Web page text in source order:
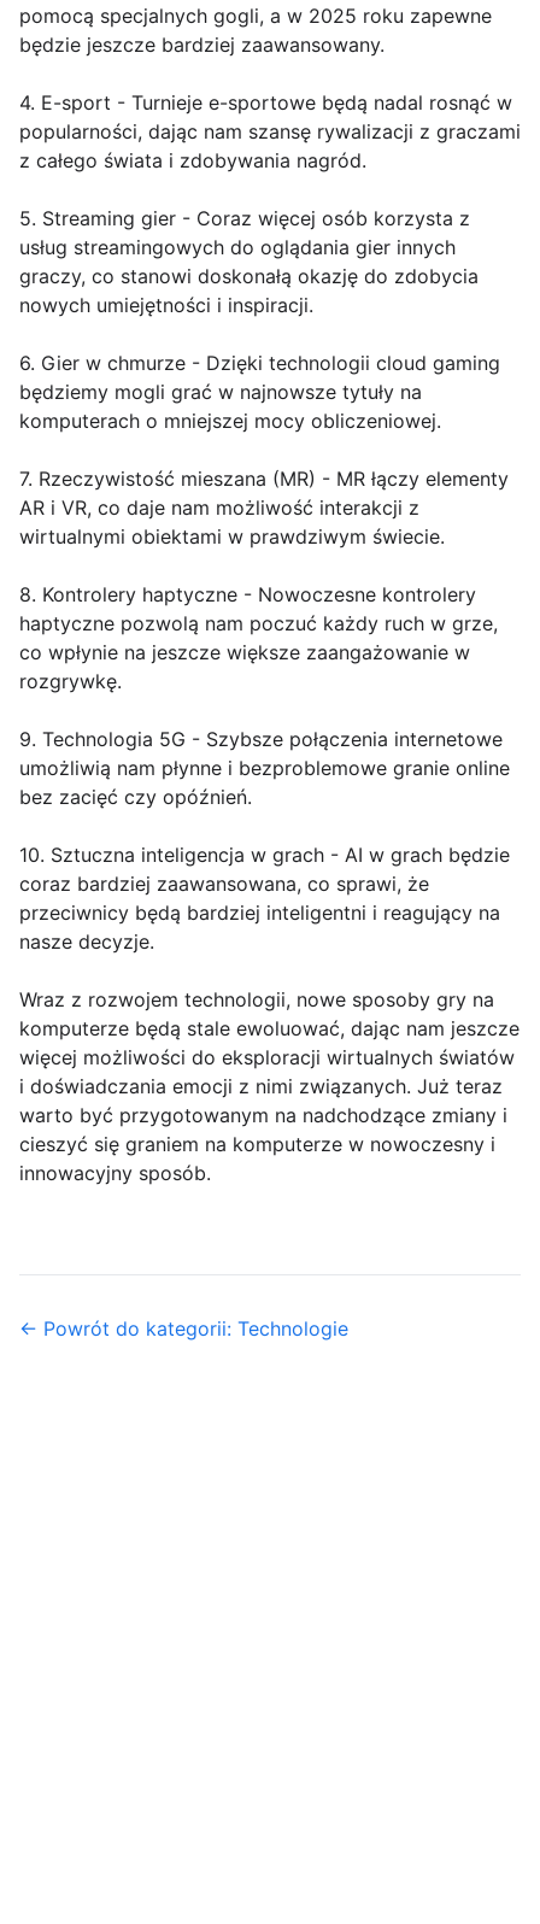
pomocą specjalnych gogli, a w 2025 roku zapewne
będzie jeszcze bardziej zaawansowany.
4. E-sport - Turnieje e-sportowe będą nadal rosnąć w
popularności, dając nam szansę rywalizacji z graczami
z całego świata i zdobywania nagród.
5. Streaming gier - Coraz więcej osób korzysta z
usług streamingowych do oglądania gier innych
graczy, co stanowi doskonałą okazję do zdobycia
nowych umiejętności i inspiracji.
6. Gier w chmurze - Dzięki technologii cloud gaming
będziemy mogli grać w najnowsze tytuły na
komputerach o mniejszej mocy obliczeniowej.
7. Rzeczywistość mieszana (MR) - MR łączy elementy
AR i VR, co daje nam możliwość interakcji z
wirtualnymi obiektami w prawdziwym świecie.
8. Kontrolery haptyczne - Nowoczesne kontrolery
haptyczne pozwolą nam poczuć każdy ruch w grze,
co wpłynie na jeszcze większe zaangażowanie w
rozgrywkę.
9. Technologia 5G - Szybsze połączenia internetowe
umożliwią nam płynne i bezproblemowe granie online
bez zacięć czy opóźnień.
10. Sztuczna inteligencja w grach - AI w grach będzie
coraz bardziej zaawansowana, co sprawi, że
przeciwnicy będą bardziej inteligentni i reagujący na
nasze decyzje.
Wraz z rozwojem technologii, nowe sposoby gry na
komputerze będą stale ewoluować, dając nam jeszcze
więcej możliwości do eksploracji wirtualnych światów
i doświadczania emocji z nimi związanych. Już teraz
warto być przygotowanym na nadchodzące zmiany i
cieszyć się graniem na komputerze w nowoczesny i
innowacyjny sposób.
← Powrót do kategorii: Technologie